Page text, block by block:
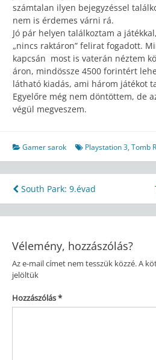
számtalan ilyen bejegyzéssel
nem is érdemes várni rá.
Jó pár helyen találkoztam a
„nincs raktáron” felirat fogadott.
kapcsán most is vaterán néztem
áron, mindössze 4500 forintért
látható kiadás, ami három játékot
Egyelőre még nem döntöttem, de
végül megveszem.
Gamer sarok Playstation 3,Tomb
Bejegyzés
navigáció
South Park: 9.évad
Vélemény, hozzászólás?
Az e-mail címet nem tesszük közzé.A
jelöltük
Hozzászólás*